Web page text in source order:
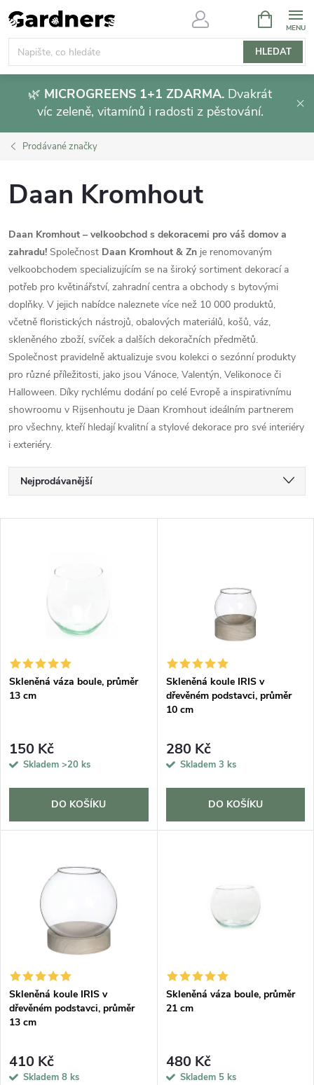
Přejít
na
obsah
HLEDAT
NÁKUPNÍ
KOŠÍK
🌿 MICROGREENS 1+1 ZDARMA. Dvakrát
víc zeleně, vitamínů i radosti z pěstování.
Prodávané značky
Daan Kromhout
Daan Kromhout – velkoobchod s dekoracemi pro váš domov a
zahradu! Společnost Daan Kromhout & Zn je renomovaným
velkoobchodem specializujícím se na široký sortiment dekorací a
potřeb pro květinářství, zahradní centra a obchody s bytovými
doplňky. V jejich nabídce naleznete více než 10 000 produktů,
včetně floristických nástrojů, obalových materiálů, košů, váz,
skleněného zboží, svíček a dalších dekoračních předmětů.
Společnost pravidelně aktualizuje svou kolekci o sezónní produkty
pro různé příležitosti, jako jsou Vánoce, Valentýn, Velikonoce či
Halloween. Díky rychlému dodání po celé Evropě a inspirativnímu
showroomu v Rijsenhoutu je Daan Kromhout ideálním partnerem
pro všechny, kteří hledají kvalitní a stylové dekorace pro své interiéry
i exteriéry.
Ř
a
í
p
o
d
u
Nejprodávanější
s
p
r
o
d
Skleněná váza boule, průměr
13 cm
150 Kč
Skladem >20 ks
DO KOŠÍKU
Skleněná koule IRIS v
dřevěném podstavci, průměr
10 cm
280 Kč
Skladem 3 ks
DO KOŠÍKU
Skleněná koule IRIS v
dřevěném podstavci, průměr
13 cm
410 Kč
Skladem 8 ks
Skleněná váza boule, průměr
21 cm
480 Kč
Skladem 5 ks